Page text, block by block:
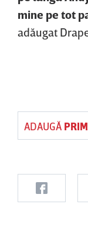
mine pe tot
adăugat
ADAUGĂ